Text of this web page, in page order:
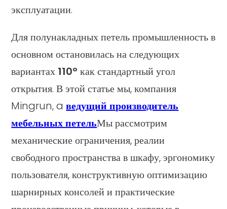
эксплуатации.
Для полунакладных петель промышленность в
основном остановилась на следующих
вариантах 110° как стандартный угол
открытия. В этой статье мы, компания
Mingrun, aведущий производитель
мебельных петельМы рассмотрим
механические ограничения, реалии
свободного пространства в шкафу, эргономику
пользователя, конструктивную оптимизацию
шарнирных консолей и практические